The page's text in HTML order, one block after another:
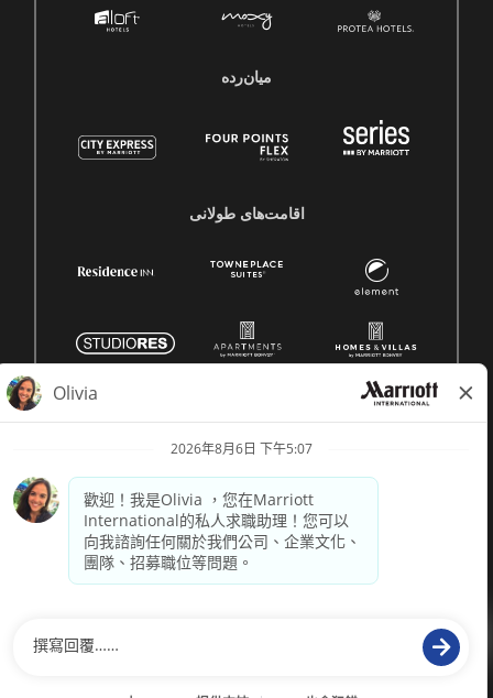
میان‌رده
اقامت‌های طولانی
2026 萬豪國際集團保留所有權利。萬豪專有資訊
paradox.ai